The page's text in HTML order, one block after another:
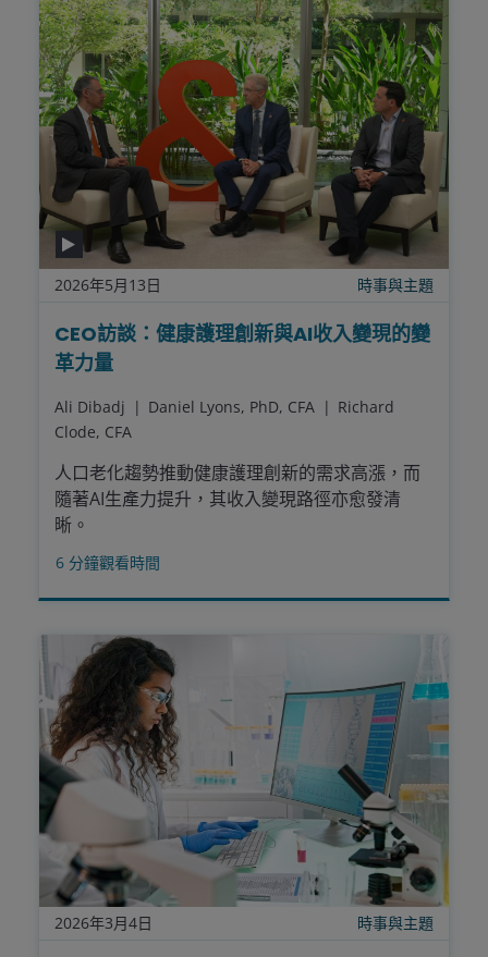
2026年5月13日 時事與主題
CEO訪談：健康護理創新與AI收入變現的變
革力量
Ali Dibadj Daniel Lyons, PhD, CFA
Richard
Clode, CFA
人口老化趨勢推動健康護理創新的需求高漲，而
隨著AI生產力提升，其收入變現路徑亦愈發清
晰。
6 分鐘觀看時間
2026年3月4日 時事與主題